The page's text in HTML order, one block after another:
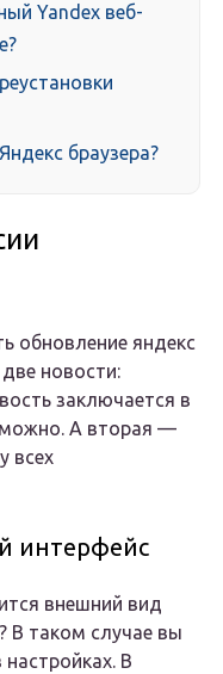
Yandex веб-
браузера?
обновление яндекс
новости:
заключается в
можно. А вторая —
всех
интерфейс
внешний вид
В таком случае вы
В